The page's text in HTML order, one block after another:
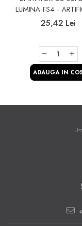
LUMINA FS4 -
25,42 Lei
ADAUGA IN